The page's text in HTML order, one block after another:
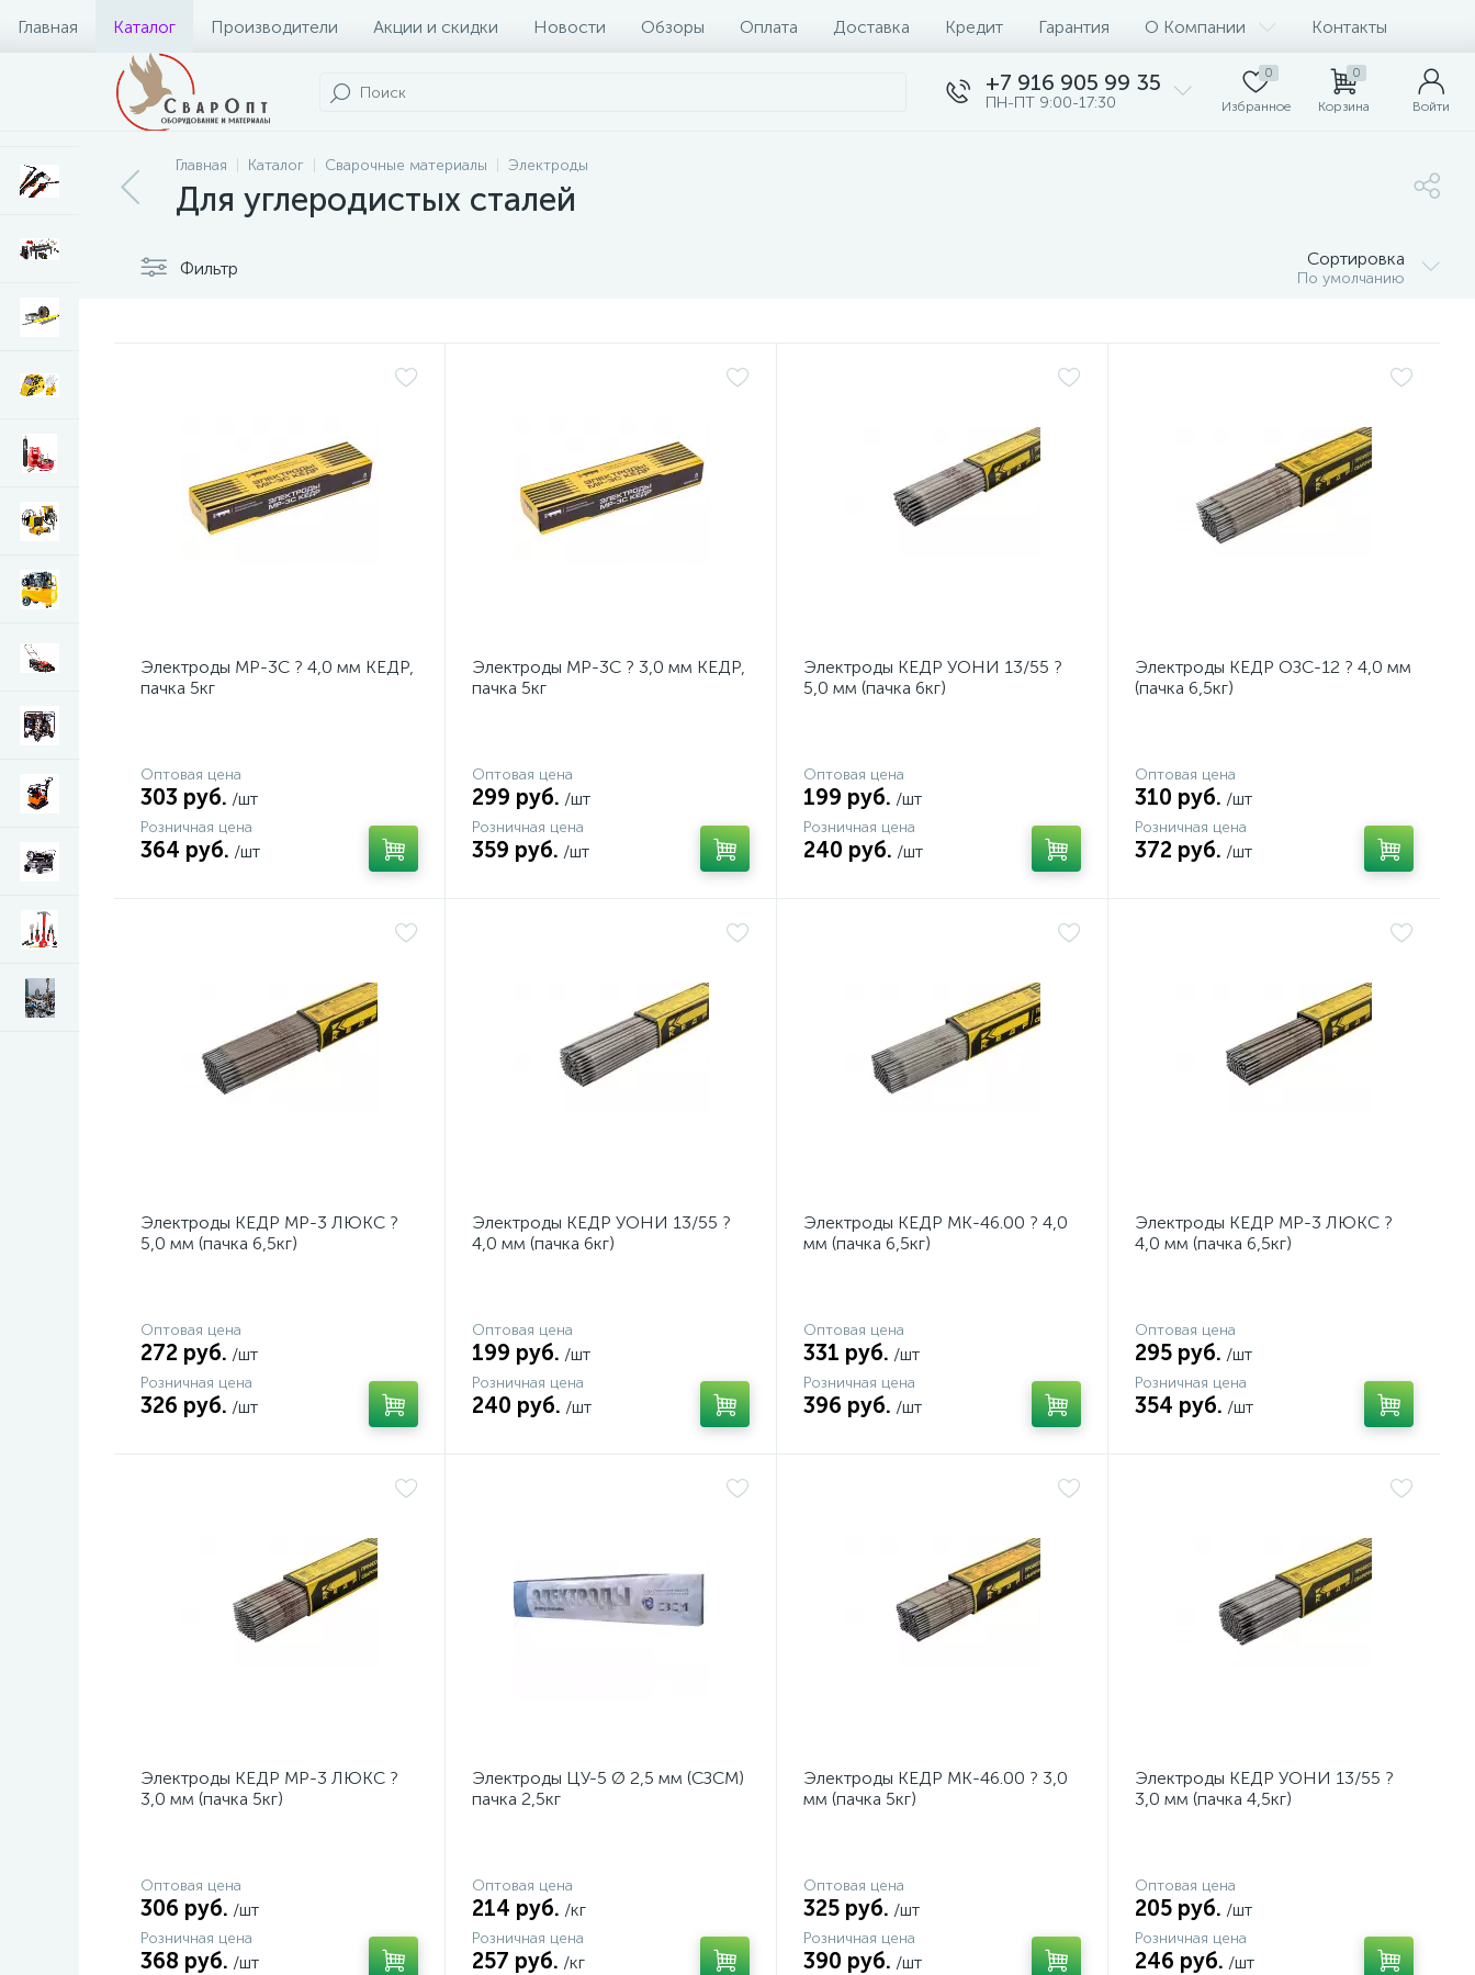
Главная Каталог Производители Акции и скидки Новости Обзоры Оплата Доставка Кредит Гарантия О Компании Контакты
+7 916 905 99 35
ПН-ПТ 9:00-17:30
0
Избранное
0
Корзина Войти
Главная Каталог Сварочные материалы Электроды
Для углеродистых сталей
Фильтр Сортировка
По умолчанию
Электроды МР-3С ? 4,0 мм КЕДР,
пачка 5кг
Оптовая цена
303 руб. /шт
Розничная цена
364 руб. /шт
Электроды МР-3С ? 3,0 мм КЕДР,
пачка 5кг
Оптовая цена
299 руб. /шт
Розничная цена
359 руб. /шт
Электроды КЕДР УОНИ 13/55 ?
5,0 мм (пачка 6кг)
Оптовая цена
199 руб. /шт
Розничная цена
240 руб. /шт
Электроды КЕДР ОЗС-12 ? 4,0 мм
(пачка 6,5кг)
Оптовая цена
310 руб. /шт
Розничная цена
372 руб. /шт
Электроды КЕДР МР-3 ЛЮКС ?
5,0 мм (пачка 6,5кг)
Оптовая цена
272 руб. /шт
Розничная цена
326 руб. /шт
Электроды КЕДР УОНИ 13/55 ?
4,0 мм (пачка 6кг)
Оптовая цена
199 руб. /шт
Розничная цена
240 руб. /шт
Электроды КЕДР МК-46.00 ? 4,0
мм (пачка 6,5кг)
Оптовая цена
331 руб. /шт
Розничная цена
396 руб. /шт
Электроды КЕДР МР-3 ЛЮКС ?
4,0 мм (пачка 6,5кг)
Оптовая цена
295 руб. /шт
Розничная цена
354 руб. /шт
Электроды КЕДР МР-3 ЛЮКС ?
3,0 мм (пачка 5кг)
Оптовая цена
306 руб. /шт
Розничная цена
368 руб. /шт
Электроды ЦУ-5 Ø 2,5 мм (СЗСМ)
пачка 2,5кг
Оптовая цена
214 руб. /кг
Розничная цена
257 руб. /кг
Электроды КЕДР МК-46.00 ? 3,0
мм (пачка 5кг)
Оптовая цена
325 руб. /шт
Розничная цена
390 руб. /шт
Электроды КЕДР УОНИ 13/55 ?
3,0 мм (пачка 4,5кг)
Оптовая цена
205 руб. /шт
Розничная цена
246 руб. /шт